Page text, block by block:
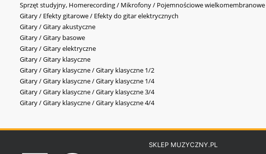
Sprzęt studyjny, Homerecording / Mikrofony / Pojemnościowe wielkomembranowe
Gitary / Efekty gitarowe / Efekty do gitar elektrycznych
Gitary / Gitary akustyczne
Gitary / Gitary basowe
Gitary / Gitary elektryczne
Gitary / Gitary klasyczne
Gitary / Gitary klasyczne / Gitary klasyczne 1/2
Gitary / Gitary klasyczne / Gitary klasyczne 1/4
Gitary / Gitary klasyczne / Gitary klasyczne 3/4
Gitary / Gitary klasyczne / Gitary klasyczne 4/4
SKLEP MUZYCZNY.PL